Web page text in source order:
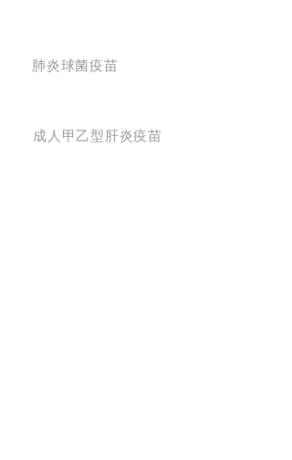
肺炎球菌疫苗
成人甲乙型肝炎疫苗